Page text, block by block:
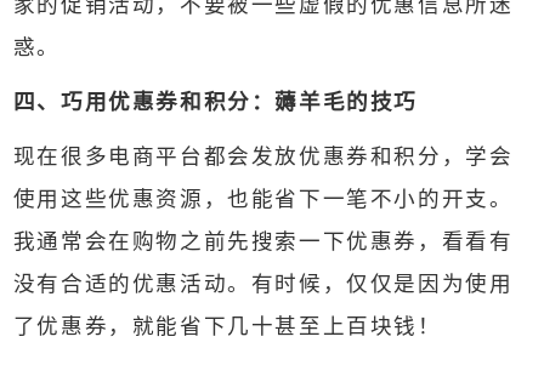
惑。
四、巧用优惠券和积分：薅羊毛的技巧
现在很多电商平台都会发放优惠券和积分，学会
使用这些优惠资源，也能省下一笔不小的开支。
我通常会在购物之前先搜索一下优惠券，看看有
没有合适的优惠活动。有时候，仅仅是因为使用
了优惠券，就能省下几十甚至上百块钱！